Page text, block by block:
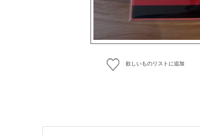
欲しいものリストに追加